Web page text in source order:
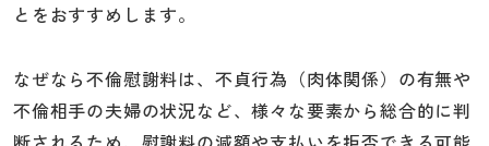
とをおすすめします。
なぜなら不倫慰謝料は、不貞行為（肉体関係）の有無や
不倫相手の夫婦の状況など、様々な要素から総合的に判